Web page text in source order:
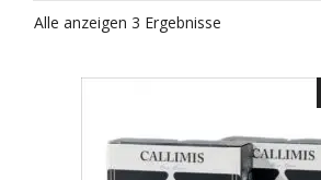
Alle anzeigen 3 Ergebnisse